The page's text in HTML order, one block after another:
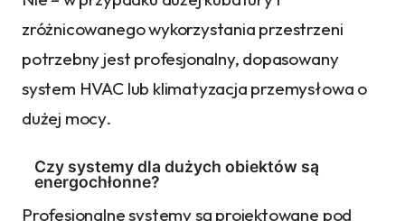
zróżnicowanego wykorzystania przestrzeni
potrzebny jest profesjonalny, dopasowany
system HVAC lub klimatyzacja przemysłowa o
dużej mocy.
Czy systemy dla dużych obiektów są
energochłonne?
Profesjonalne systemy są projektowane pod